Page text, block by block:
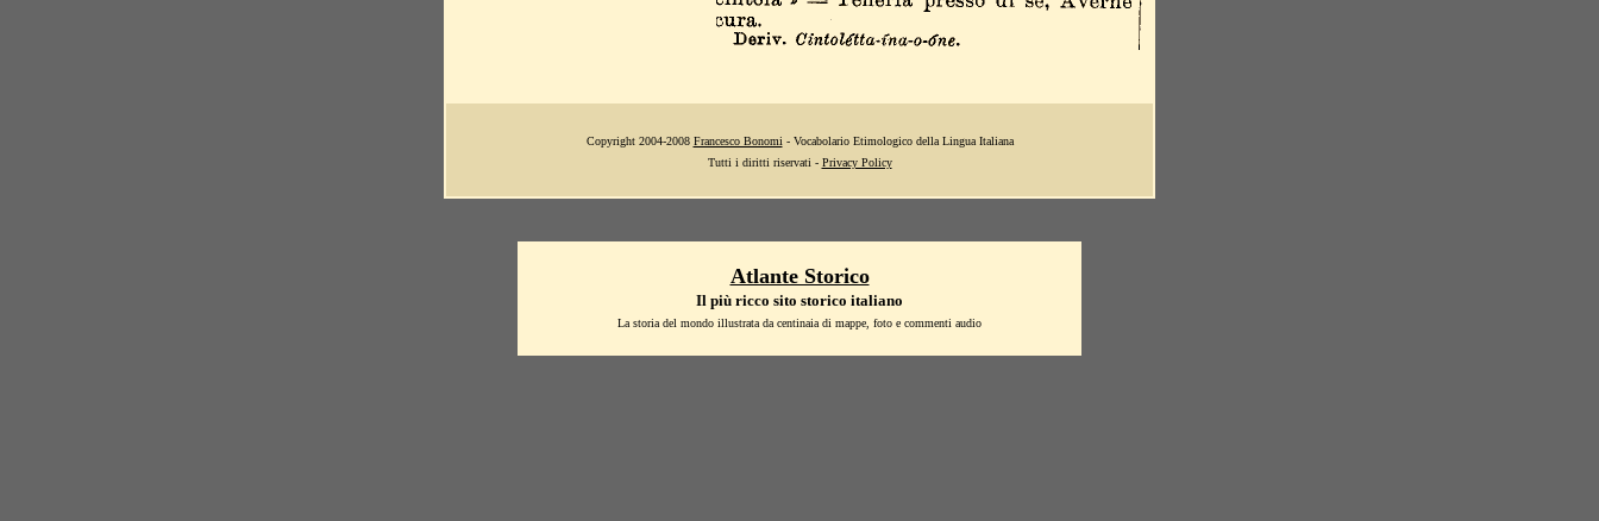
Copyright 2004-2008 Francesco Bonomi - Vocabolario Etimologico della Lingua Italiana
Tutti i diritti riservati - Privacy Policy
Atlante Storico
Il più ricco sito storico italiano
La storia del mondo illustrata da centinaia di mappe, foto e commenti audio